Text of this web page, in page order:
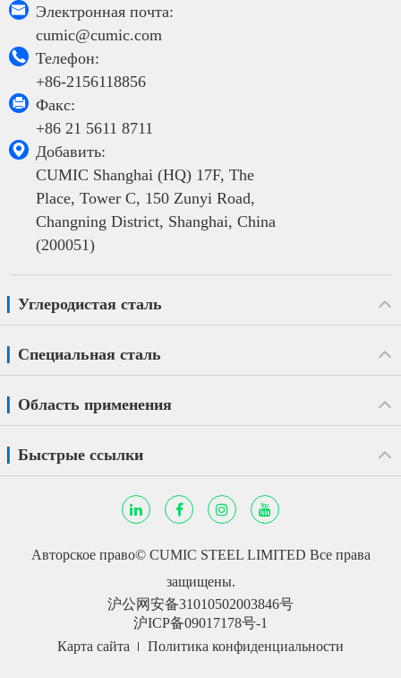

Электронная почта:
cumic@cumic.com

Телефон:
+86-2156118856

Факс:
+86 21 5611 8711

Добавить:
CUMIC Shanghai (HQ) 17F, The
Place, Tower C, 150 Zunyi Road,
Changning District, Shanghai, China
(200051)
Углеродистая сталь
Специальная сталь
Область применения
Быстрые ссылки
Авторское право© CUMIC STEEL LIMITED Все права
защищены.
沪公网安备31010502003846号
沪ICP备09017178号-1
Карта сайта
Политика конфиденциальности